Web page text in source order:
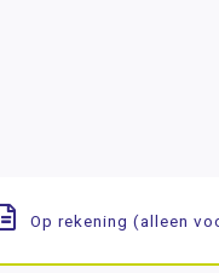
Op rekening (alleen